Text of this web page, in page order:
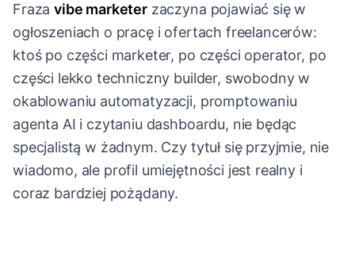
Frazavibe marketerzaczyna pojawiać się w
ogłoszeniach o pracę i ofertach freelancerów:
ktoś po części marketer, po części operator, po
części lekko techniczny builder, swobodny w
okablowaniu automatyzacji, promptowaniu
agenta AI i czytaniu dashboardu, nie będąc
specjalistą w żadnym. Czy tytuł się przyjmie, nie
wiadomo, ale profil umiejętności jest realny i
coraz bardziej pożądany.